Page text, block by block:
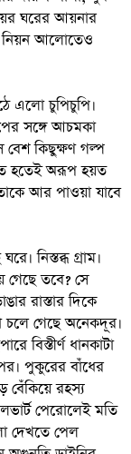
ঘরের আয়নার
নিয়ন আলোতেও
এলো চুপিচুপি।
সঙ্গে আচমকা
বেশ কিছুক্ষণ গল্প
হতেই অরূপ হয়ত
আর পাওয়া যাবে
নিস্তব্ধ গ্রাম।
গেছে তবে? সে
রাস্তার দিকে
চলে গেছে অনেকদূর।
বিস্তীর্ণ ধানকাটা
পুকুরের বাঁধের
বেঁকিয়ে রহস্য
পেরোলেই মতি
দেখতে পেল